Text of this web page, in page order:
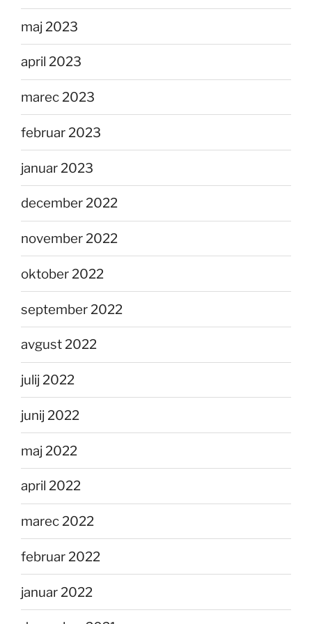
maj 2023
april 2023
marec 2023
februar 2023
januar 2023
december 2022
november 2022
oktober 2022
september 2022
avgust 2022
julij 2022
junij 2022
maj 2022
april 2022
marec 2022
februar 2022
januar 2022